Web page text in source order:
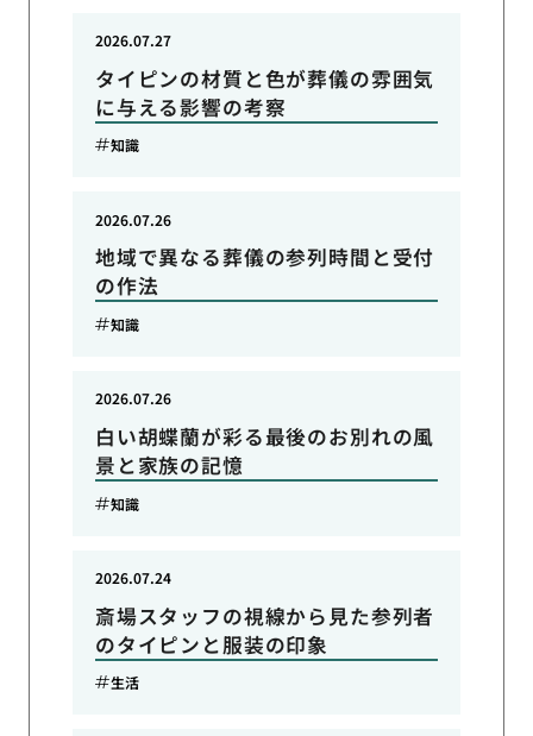
タイピンの材質と色が葬儀の雰囲気
に与える影響の考察
2026.07.27
知識
地域で異なる葬儀の参列時間と受付
の作法
2026.07.26
知識
白い胡蝶蘭が彩る最後のお別れの風
景と家族の記憶
2026.07.26
知識
斎場スタッフの視線から見た参列者
のタイピンと服装の印象
2026.07.24
生活